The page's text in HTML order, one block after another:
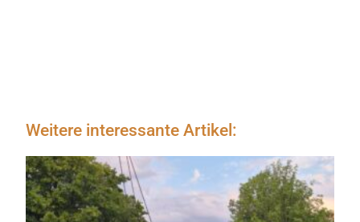
Weitere interessante Artikel: